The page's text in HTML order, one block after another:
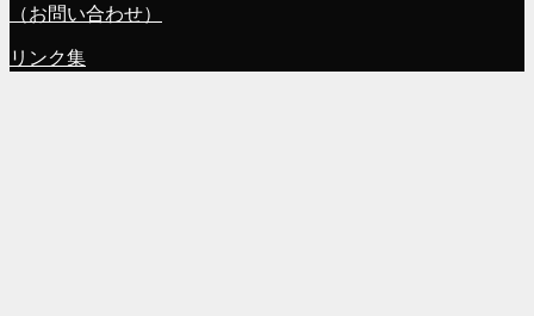
（お問い合わせ）
リンク集